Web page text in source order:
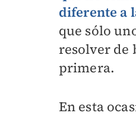
diferente a
que sólo
resolver de
primera.
En esta